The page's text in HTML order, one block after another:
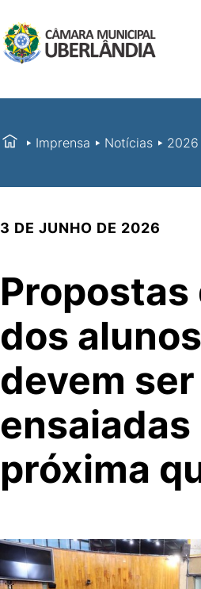
Imprensa Notícias 2026
3 DE JUNHO DE 2026
Propostas
dos
devem ser
ensaiadas
próxima